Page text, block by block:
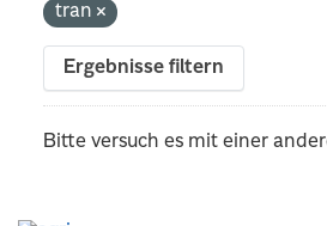
tran
Ergebnisse filtern
Bitte versuch es mit einer